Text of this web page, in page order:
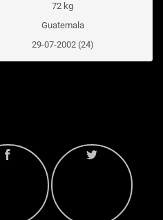
72 kg
Guatemala
29-07-2002 (24)